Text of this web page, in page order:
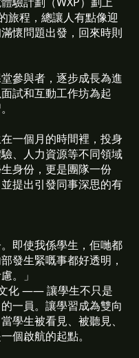
旅程，總讓人有點像迎
懷問題出發，回來時則
參與者，逐步成長為進
試和互動工作坊為起
一個月的時間裡，投身
、人力資源等不同領域
身份，更是團隊一份
提出引發同事深思的有
即使我係學生，佢哋都
發生緊嘅事都好透明，
。」
化 —— 讓學生不只是
一員。讓學習成為雙向
學生被看見、被聽見、
個啟航的起點。